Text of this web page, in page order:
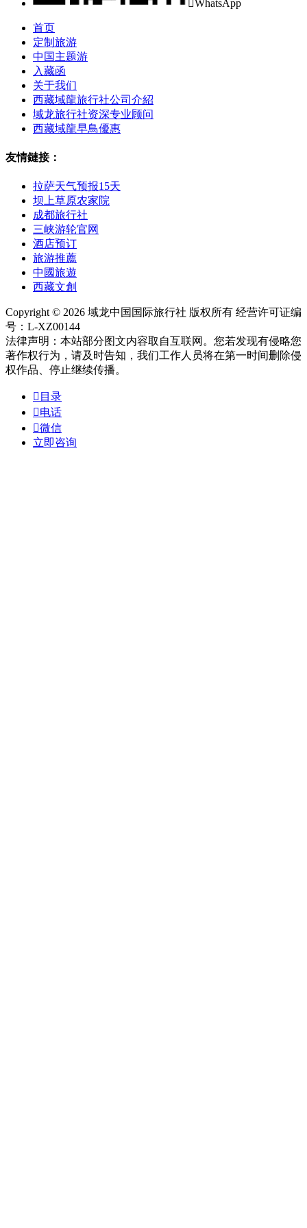
WhatsApp
首页
定制旅游
中国主题游
入藏函
关于我们
西藏域龍旅行社公司介紹
域龙旅行社资深专业顾问
西藏域龍早鳥優惠
友情鏈接：
拉萨天气预报15天
坝上草原农家院
成都旅行社
三峡游轮官网
酒店预订
旅游推薦
中國旅遊
西藏文創
Copyright © 2026 域龙中国国际旅行社 版权所有 经营许可证编
号：L-XZ00144
法律声明：本站部分图文内容取自互联网。您若发现有侵略您
著作权行为，请及时告知，我们工作人员将在第一时间删除侵
权作品、停止继续传播。
 目录
电话
微信
立即咨询